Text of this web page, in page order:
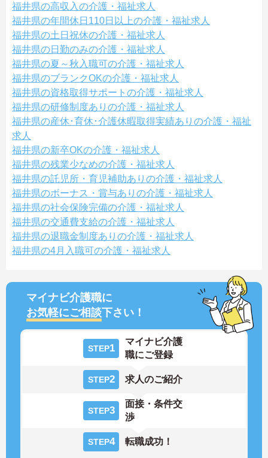
福井県の高収入の介護・福祉求人
福井県の年間休日110日以上の介護・福祉求人
福井県の土日祝休の介護・福祉求人
福井県の日勤のみの介護・福祉求人
福井県の夏～秋入職可の介護・福祉求人
福井県のブランクOKの介護・福祉求人
福井県の資格取得サポートの介護・福祉求人
福井県の研修制度ありの介護・福祉求人
福井県の産休･育休･介護休暇取得実績ありの介護・福祉
求人
福井県の新卒OKの介護・福祉求人
福井県の残業少なめの介護・福祉求人
福井県の託児所・育児補助ありの介護・福祉求人
福井県のボーナス・賞与ありの介護・福祉求人
福井県の社会保険完備の介護・福祉求人
福井県の交通費支給の介護・福祉求人
福井県の退職金制度ありの介護・福祉求人
福井県の4月入職可の介護・福祉求人
マイナビ介護職に
お気軽にご相談下さい！
STEP1
マイナビ介護
職にご登録
STEP2 求人のご紹介
STEP3
面接・条件交
渉
STEP4 転職成功！